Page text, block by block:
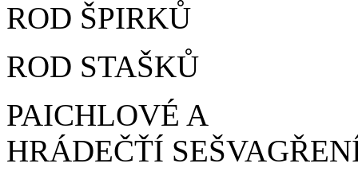
ROD ŠPIRKŮ
ROD STAŠKŮ
PAICHLOVÉ A
HRÁDEČŤÍ